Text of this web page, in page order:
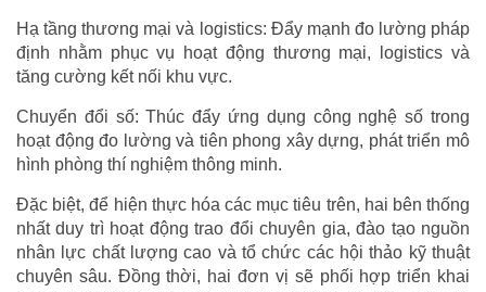
Hạ tầng thương mại và logistics: Đẩy mạnh đo lường pháp
định nhằm phục vụ hoạt động thương mại, logistics và
tăng cường kết nối khu vực.
Chuyển đổi số: Thúc đẩy ứng dụng công nghệ số trong
hoạt động đo lường và tiên phong xây dựng, phát triển mô
hình phòng thí nghiệm thông minh.
Đặc biệt, để hiện thực hóa các mục tiêu trên, hai bên thống
nhất duy trì hoạt động trao đổi chuyên gia, đào tạo nguồn
nhân lực chất lượng cao và tổ chức các hội thảo kỹ thuật
chuyên sâu. Đồng thời, hai đơn vị sẽ phối hợp triển khai